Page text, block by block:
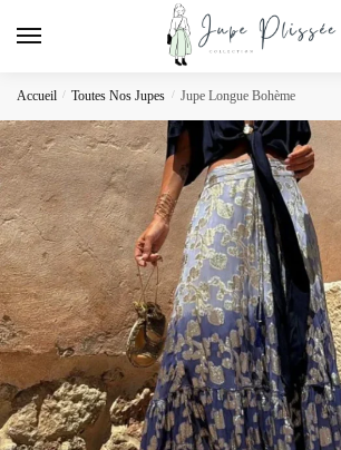
Accueil / Toutes Nos Jupes / Jupe Longue Bohème